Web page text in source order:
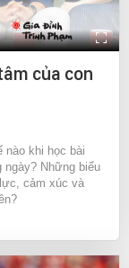
của con
nào khi học bài
ngày? Những biểu
cảm xúc và